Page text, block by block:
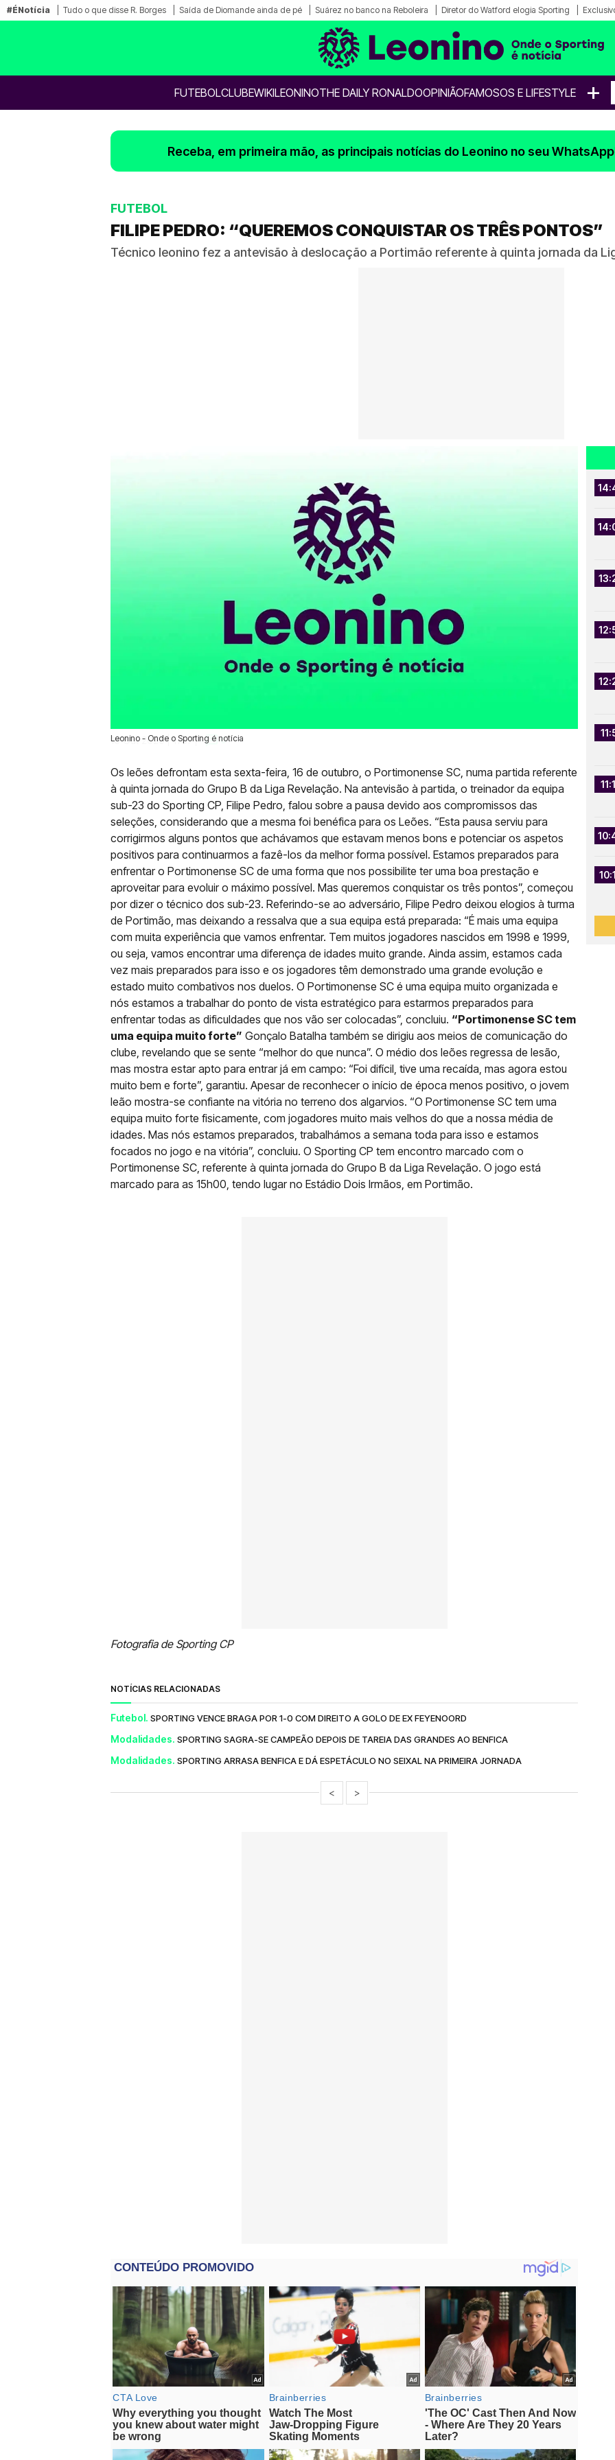
#ÉNotícia Tudo o que disse R. Borges Saída de Diomande ainda de pé Suárez no banco na Reboleira Diretor do Watford elogia Sporting
FUTEBOLCLUBEWIKILEONINOTHE DAILY RONALDOOPINIÃOFAMOSOS E LIFESTYLE +
Receba, em primeira mão, as principais notícias do Leonino no seu
FUTEBOL
FILIPE PEDRO: “QUEREMOS CONQUISTAR OS TRÊS PONTOS”
Técnico leonino fez a antevisão à deslocação a Portimão referente à quinta jornada da
Leonino - Onde o Sporting é notícia
16 Out 2020 | 11:57 | 0
Os leões defrontam esta sexta-feira, 16 de outubro, o Portimonense SC, numa partida referente
à quinta jornada do Grupo B da Liga Revelação. Na antevisão à partida, o treinador da equipa
sub-23 do Sporting CP, Filipe Pedro, falou sobre a pausa devido aos compromissos das
seleções, considerando que a mesma foi benéfica para os Leões. “Esta pausa serviu para
corrigirmos alguns pontos que achávamos que estavam menos bons e potenciar os aspetos
positivos para continuarmos a fazê-los da melhor forma possível. Estamos preparados para
enfrentar o Portimonense SC de uma forma que nos possibilite ter uma boa prestação e
aproveitar para evoluir o máximo possível. Mas queremos conquistar os três pontos”, começou
por dizer o técnico dos sub-23. Referindo-se ao adversário, Filipe Pedro deixou elogios à turma
de Portimão, mas deixando a ressalva que a sua equipa está preparada: “É mais uma equipa
com muita experiência que vamos enfrentar. Tem muitos jogadores nascidos em 1998 e 1999,
ou seja, vamos encontrar uma diferença de idades muito grande. Ainda assim, estamos cada
vez mais preparados para isso e os jogadores têm demonstrado uma grande evolução e
estado muito combativos nos duelos. O Portimonense SC é uma equipa muito organizada e
nós estamos a trabalhar do ponto de vista estratégico para estarmos preparados para
enfrentar todas as dificuldades que nos vão ser colocadas”, concluiu. “Portimonense SC tem
uma equipa muito forte” Gonçalo Batalha também se dirigiu aos meios de comunicação do
clube, revelando que se sente “melhor do que nunca”. O médio dos leões regressa de lesão,
mas mostra estar apto para entrar já em campo: “Foi difícil, tive uma recaída, mas agora estou
muito bem e forte”, garantiu. Apesar de reconhecer o início de época menos positivo, o jovem
leão mostra-se confiante na vitória no terreno dos algarvios. “O Portimonense SC tem uma
equipa muito forte fisicamente, com jogadores muito mais velhos do que a nossa média de
idades. Mas nós estamos preparados, trabalhámos a semana toda para isso e estamos
focados no jogo e na vitória”, concluiu. O Sporting CP tem encontro marcado com o
Portimonense SC, referente à quinta jornada do Grupo B da Liga Revelação. O jogo está
marcado para as 15h00, tendo lugar no Estádio Dois Irmãos, em Portimão.
Fotografia de Sporting CP
NOTÍCIAS RELACIONADAS
Futebol. SPORTING VENCE BRAGA POR 1-0 COM DIREITO A GOLO DE EX FEYENOORD
Modalidades. SPORTING SAGRA-SE CAMPEÃO DEPOIS DE TAREIA DAS GRANDES AO BENFICA
Modalidades. SPORTING ARRASA BENFICA E DÁ ESPETÁCULO NO SEIXAL NA PRIMEIRA JORNADA
< >